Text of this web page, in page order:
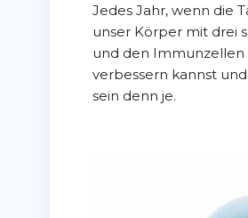
Jedes Jahr, wenn die
unser Körper mit drei
und den Immunzellen
verbessern kannst
sein denn je.